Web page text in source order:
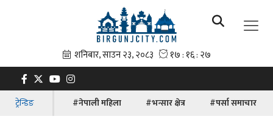
ट्रेन्डिङ #नेपाली महिला #भन्सार क्षेत्र #पर्सा समाचार